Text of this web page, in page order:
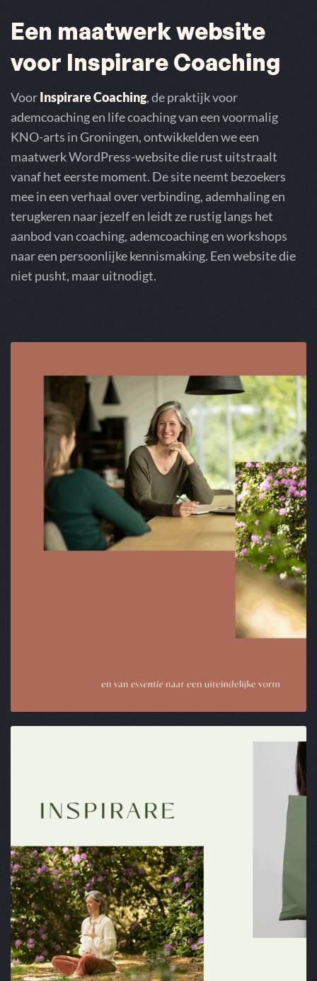
Een maatwerk website
voor Inspirare Coaching
VoorInspirare Coaching, de praktijk voor
ademcoaching en life coaching van een voormalig
KNO-arts in Groningen, ontwikkelden we een
maatwerk WordPress-website die rust uitstraalt
vanaf het eerste moment. De site neemt bezoekers
mee in een verhaal over verbinding, ademhaling en
terugkeren naar jezelf en leidt ze rustig langs het
aanbod van coaching, ademcoaching en workshops
naar een persoonlijke kennismaking. Een website die
niet pusht, maar uitnodigt.